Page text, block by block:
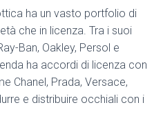
ha un vasto portfolio di
che in licenza. Tra i suoi
Ban, Oakley, Persol e
ha accordi di licenza con
Chanel, Prada, Versace,
e distribuire occhiali con i